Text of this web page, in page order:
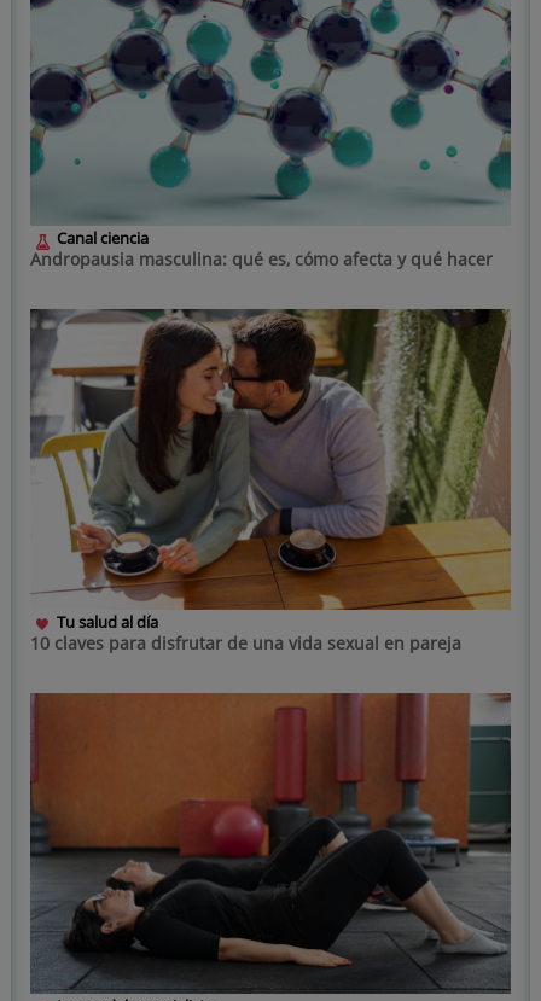
Canal ciencia
Andropausia masculina: qué es, cómo afecta y qué hacer
Tu salud al día
10 claves para disfrutar de una vida sexual en pareja